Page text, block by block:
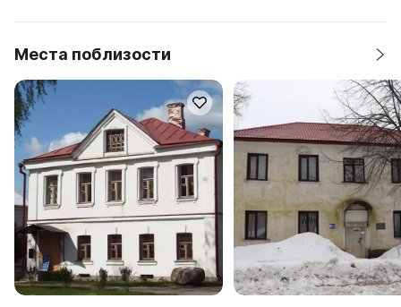
Места поблизости